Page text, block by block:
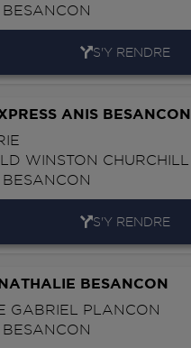
BESANCON
S'Y RENDRE
ANIS BESANCON
WINSTON CHURCHILL
BESANCON
S'Y RENDRE
BESANCON
GABRIEL PLANCON
BESANCON